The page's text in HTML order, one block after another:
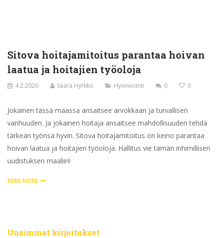
Sitova hoitajamitoitus parantaa hoivan
laatua ja hoitajien työoloja
4.2.2020 Saara Hyrkkö Hyvinvointi 0 0
Jokainen tässä maassa ansaitsee arvokkaan ja turvallisen
vanhuuden. Ja jokainen hoitaja ansaitsee mahdollisuuden tehdä
tärkeän työnsä hyvin. Sitova hoitajamitoitus on keino parantaa
hoivan laatua ja hoitajien työoloja. Hallitus vie tämän inhimillisen
uudistuksen maaliin!
READ MORE
Uusimmat kirjoitukset